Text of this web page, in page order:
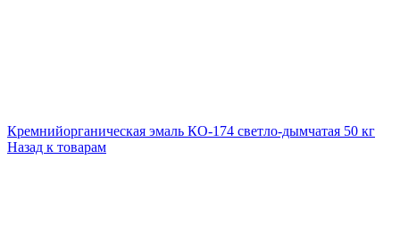
Кремнийорганическая эмаль КО-174 светло-дымчатая 50 кг
Назад к товарам